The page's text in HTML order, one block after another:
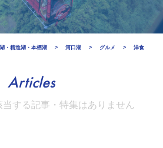
・精進湖・本栖湖 河口湖 グルメ 洋食
Articles
当する記事・特集はありません